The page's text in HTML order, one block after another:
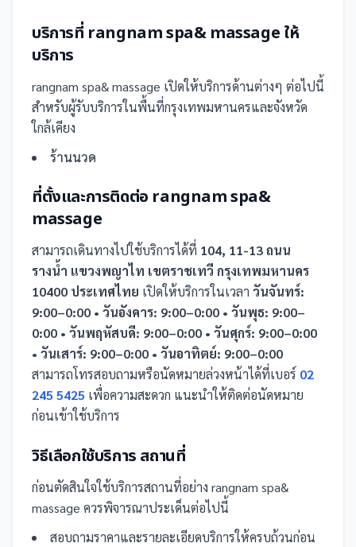
บริการที่ rangnam spa& massage ให้
บริการ
rangnam spa& massage เปิดให้บริการด้านต่างๆ ต่อไปนี้
สำหรับผู้รับบริการในพื้นที่กรุงเทพมหานครและจังหวัด
ใกล้เคียง
ร้านนวด
ที่ตั้งและการติดต่อ rangnam spa&
massage
สามารถเดินทางไปใช้บริการได้ที่ 104, 11-13 ถนน
รางน้ำ แขวงพญาไท เขตราชเทวี กรุงเทพมหานคร
10400 ประเทศไทย เปิดให้บริการในเวลา วันจันทร์:
9:00–0:00 • วันอังคาร: 9:00–0:00 • วันพุธ: 9:00–
0:00 • วันพฤหัสบดี: 9:00–0:00 • วันศุกร์: 9:00–0:00
• วันเสาร์: 9:00–0:00 • วันอาทิตย์: 9:00–0:00
สามารถโทรสอบถามหรือนัดหมายล่วงหน้าได้ที่เบอร์ 02
245 5425 เพื่อความสะดวก แนะนำให้ติดต่อนัดหมาย
ก่อนเข้าใช้บริการ
วิธีเลือกใช้บริการ สถานที่
ก่อนตัดสินใจใช้บริการสถานที่อย่าง rangnam spa&
massage ควรพิจารณาประเด็นต่อไปนี้
สอบถามราคาและรายละเอียดบริการให้ครบถ้วนก่อน